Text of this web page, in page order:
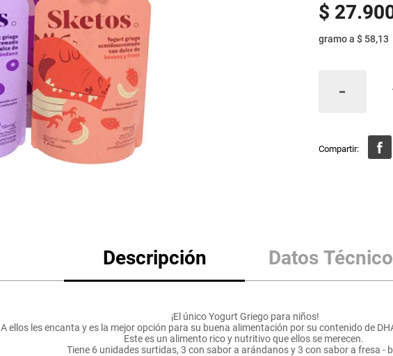
$ 27.
gramoa $ 58,13
Descripción Datos
¡El único Yogurt Griego para niños!
A ellos les encanta y es la mejor opción para su buena alimentación por su contenido de
Este es un alimento rico y nutritivo que ellos se merecen.
Tiene 6 unidades surtidas, 3 con sabor a arándanos y 3 con sabor a fresa -
Mantequilla